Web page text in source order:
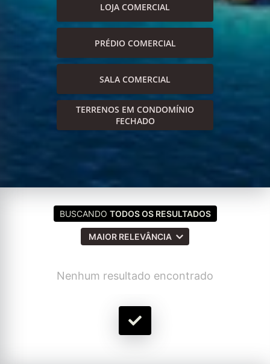
LOJA COMERCIAL
PRÉDIO COMERCIAL
SALA COMERCIAL
TERRENOS EM CONDOMÍNIO
FECHADO
BUSCANDO TODOS OS RESULTADOS
MAIOR RELEVÂNCIA
Nenhum resultado encontrado